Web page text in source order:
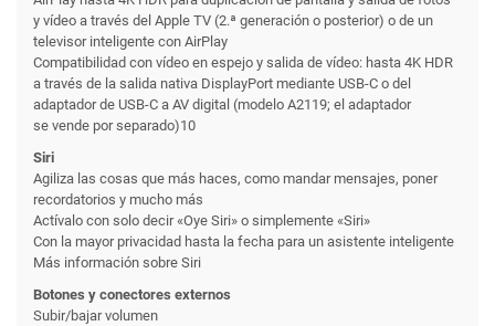
y vídeo a través del Apple TV (2.ª generación o posterior) o de un
televisor inteligente con AirPlay
Compati­bilidad con vídeo en espejo y salida de vídeo: hasta 4K HDR
a través de la salida nativa DisplayPort mediante USB-C o del
adaptador de USB-C a AV digital (modelo A2119; el adaptador
se vende por separado)10
Siri
Agiliza las cosas que más haces, como mandar mensajes, poner
recordatorios y mucho más
Actívalo con solo decir «Oye Siri» o simplemente «Siri»
Con la mayor privacidad hasta la fecha para un asistente inteligente
Más información sobre Siri
Botones y conectores externos
Subir/bajar volumen